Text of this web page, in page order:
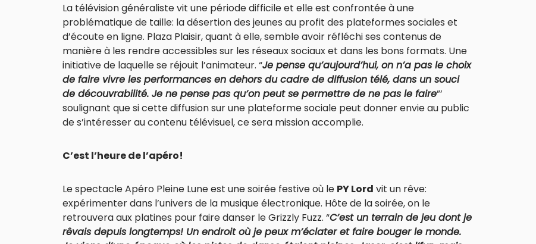
La télévision généraliste vit une période difficile et elle est confrontée à une
problématique de taille: la désertion des jeunes au profit des plateformes sociales et
d’écoute en ligne. Plaza Plaisir, quant à elle, semble avoir réfléchi ses contenus de
manière à les rendre accessibles sur les réseaux sociaux et dans les bons formats. Une
initiative de laquelle se réjouit l’animateur. “Je pense qu’aujourd’hui, on n’a pas le choix
de faire vivre les performances en dehors du cadre de diffusion télé, dans un souci
de découvrabilité. Je ne pense pas qu’on peut se permettre de ne pas le faire”’
soulignant que si cette diffusion sur une plateforme sociale peut donner envie au public
de s’intéresser au contenu télévisuel, ce sera mission accomplie.
C’est l’heure de l’apéro!
Le spectacle Apéro Pleine Lune est une soirée festive où le PY Lord vit un rêve:
expérimenter dans l’univers de la musique électronique. Hôte de la soirée, on le
retrouvera aux platines pour faire danser le Grizzly Fuzz. “C’est un terrain de jeu dont je
rêvais depuis longtemps! Un endroit où je peux m’éclater et faire bouger le monde.